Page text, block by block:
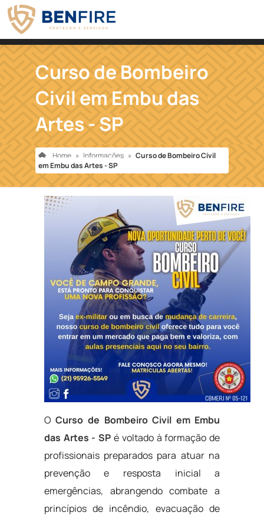
Curso de Bombeiro
Civil em Embu das
Artes - SP
Home » Informações » Curso de Bombeiro Civil
em Embu das Artes - SP
OCurso de Bombeiro Civil em Embu
das Artes - SP é voltado à formação de
profissionais preparados para atuar na
prevenção e resposta inicial a
emergências, abrangendo combate a
princípios de incêndio, evacuação de